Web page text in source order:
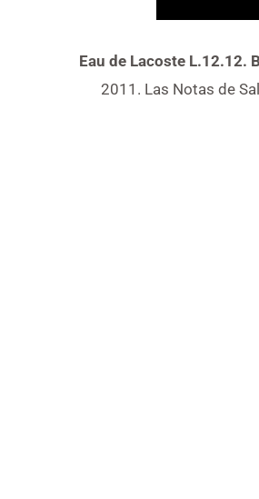
Eau de Lacoste L.12.12.
2011. Las Notas de